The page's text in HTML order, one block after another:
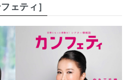
ェティ］